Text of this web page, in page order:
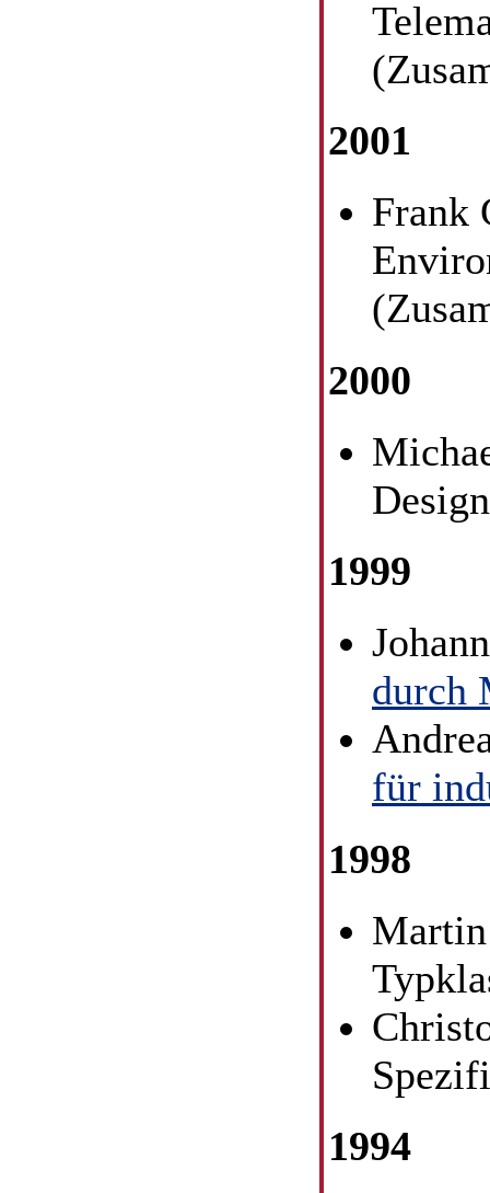
2001
Frank
2000
1999
durch
für
1998
1994